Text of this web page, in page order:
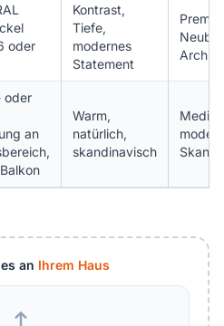
oder
Kontrast,
Tiefe,
modernes
Statement
oder
an
Warm,
natürlich,
skandinavisch
an Ihrem Haus